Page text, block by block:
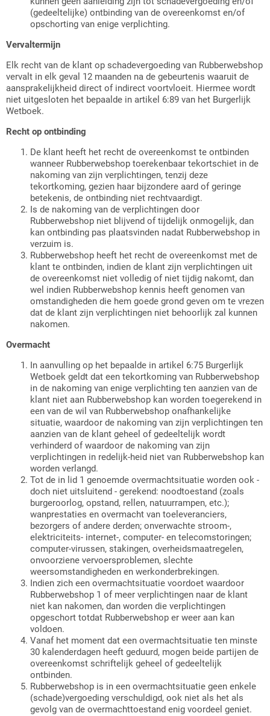
(gedeeltelijke) ontbinding van de overeenkomst en/of
opschorting van enige verplichting.
Vervaltermijn
Elk recht van de klant op schadevergoeding van Rubberwebshop
vervalt in elk geval 12 maanden na de gebeurtenis waaruit de
aansprakelijkheid direct of indirect voortvloeit. Hiermee wordt
niet uitgesloten het bepaalde in artikel 6:89 van het Burgerlijk
Wetboek.
Recht op ontbinding
De klant heeft het recht de overeenkomst te ontbinden
wanneer Rubberwebshop toerekenbaar tekortschiet in de
nakoming van zijn verplichtingen, tenzij deze
tekortkoming, gezien haar bijzondere aard of geringe
betekenis, de ontbinding niet rechtvaardigt.
Is de nakoming van de verplichtingen door
Rubberwebshop niet blijvend of tijdelijk onmogelijk, dan
kan ontbinding pas plaatsvinden nadat Rubberwebshop in
verzuim is.
Rubberwebshop heeft het recht de overeenkomst met de
klant te ontbinden, indien de klant zijn verplichtingen uit
de overeenkomst niet volledig of niet tijdig nakomt, dan
wel indien Rubberwebshop kennis heeft genomen van
omstandigheden die hem goede grond geven om te vrezen
dat de klant zijn verplichtingen niet behoorlijk zal kunnen
nakomen.
Overmacht
In aanvulling op het bepaalde in artikel 6:75 Burgerlijk
Wetboek geldt dat een tekortkoming van Rubberwebshop
in de nakoming van enige verplichting ten aanzien van de
klant niet aan Rubberwebshop kan worden toegerekend in
een van de wil van Rubberwebshop onafhankelijke
situatie, waardoor de nakoming van zijn verplichtingen ten
aanzien van de klant geheel of gedeeltelijk wordt
verhinderd of waardoor de nakoming van zijn
verplichtingen in redelijk-heid niet van Rubberwebshop kan
worden verlangd.
Tot de in lid 1 genoemde overmachtsituatie worden ook -
doch niet uitsluitend - gerekend: noodtoestand (zoals
burgeroorlog, opstand, rellen, natuurrampen, etc.);
wanprestaties en overmacht van toeleveranciers,
bezorgers of andere derden; onverwachte stroom-,
elektriciteits- internet-, computer- en telecomstoringen;
computer-virussen, stakingen, overheidsmaatregelen,
onvoorziene vervoersproblemen, slechte
weersomstandigheden en werkonderbrekingen.
Indien zich een overmachtsituatie voordoet waardoor
Rubberwebshop 1 of meer verplichtingen naar de klant
niet kan nakomen, dan worden die verplichtingen
opgeschort totdat Rubberwebshop er weer aan kan
voldoen.
Vanaf het moment dat een overmachtsituatie ten minste
30 kalenderdagen heeft geduurd, mogen beide partijen de
overeenkomst schriftelijk geheel of gedeeltelijk
ontbinden.
Rubberwebshop is in een overmachtsituatie geen enkele
(schade)vergoeding verschuldigd, ook niet als het als
gevolg van de overmachttoestand enig voordeel geniet.